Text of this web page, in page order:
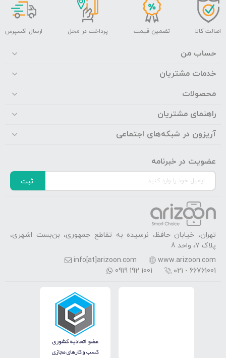
اصالت کالا تضمین قیمت پرداخت در محل ارسال اکسپرس
حساب من
خدمات مشتریان
محصولات
راهنمای مشتریان
آریزون در شبکه‌های اجتماعی
عضویت در خبرنامه
ثبت
تهران، خیابان حافظ، نرسیده به تقاطع جمهوری، بن‌بست اشهری،
پلاک 7، واحد 8
www.arizoon.com
info[at]arizoon.com
۰۲۱ - 66761001
0919 192 1001